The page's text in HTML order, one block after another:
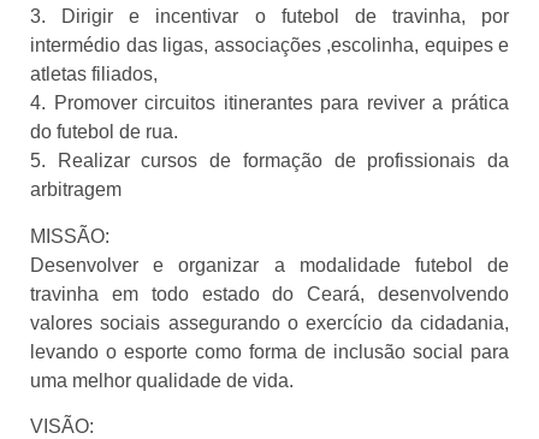
3. Dirigir e incentivar o futebol de travinha, por
intermédio das ligas, associações ,escolinha, equipes e
atletas filiados,
4. Promover circuitos itinerantes para reviver a prática
do futebol de rua.
5. Realizar cursos de formação de profissionais da
arbitragem
MISSÃO:
Desenvolver e organizar a modalidade futebol de
travinha em todo estado do Ceará, desenvolvendo
valores sociais assegurando o exercício da cidadania,
levando o esporte como forma de inclusão social para
uma melhor qualidade de vida.
VISÃO: